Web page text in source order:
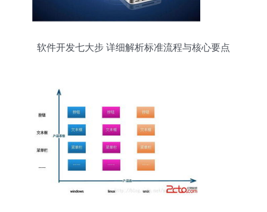
软件开发七大步 详细解析标准流程与核心要点